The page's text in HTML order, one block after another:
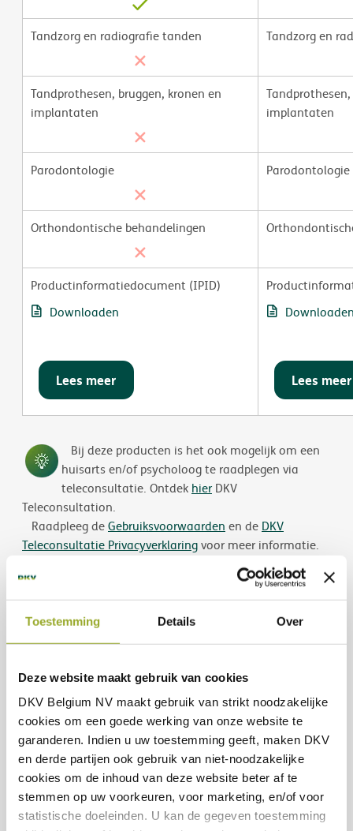
Toestemming Details Over
Deze website maakt gebruik van cookies
DKV Belgium NV maakt gebruik van strikt noodzakelijke
cookies om een goede werking van onze website te
garanderen. Indien u uw toestemming geeft, maken DKV
en derde partijen ook gebruik van niet-noodzakelijke
cookies om de inhoud van deze website beter af te
stemmen op uw voorkeuren, voor marketing, en/of voor
statistische doeleinden. U kan de gegeven toestemming
Tandzorg en radiografie tanden
Tandprothesen, bruggen, kronen en
implantaten
Parodontologie
Orthondontische behandelingen
Productinformatiedocument (IPID)
Downloaden
Lees meer
Tandzorg en
implantaten
Parodontologie
Lees meer
Bij deze producten is het ook mogelijk om een
huisarts en/of psycholoog te raadplegen via
teleconsultatie. Ontdek hier DKV
Teleconsultation.
Raadpleeg deGebruiksvoorwaarden en de DKV
Teleconsultatie Privacyverklaringvoor meer informatie.
Dit betreft reclame in de zin van het Koninklijk Besluit
informatieverplichtingen bij de commercialisering van
financiële producten bij niet-professionele cliënten. Voor
onderschrijft, gelieve de informatiefiche over het
verzekeringsproduct (IPID) in kwestie te raadplegen.
Dit informatiedocument is uitsluitend bedoeld om je
een overzicht te geven van debelangrijkste dekkingen
en uitsluitingendie betrekking hebben op deze
producten. Het is niet aangepast aan je speciﬁeke